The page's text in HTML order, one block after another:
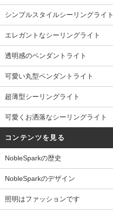
シンプルスタイルシーリングライト
エレガントなシーリングライト
透明感のペンダントライト
可愛い丸型ペンダントライト
超薄型シーリングライト
可愛くお洒落なシーリングライト
コンテンツを見る
NobleSparkの歴史
NobleSparkのデザイン
照明はファッションです